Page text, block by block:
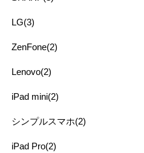
LG(3)
ZenFone(2)
Lenovo(2)
iPad mini(2)
シンプルスマホ(2)
iPad Pro(2)